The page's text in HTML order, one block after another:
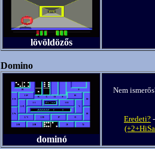
lövöldözős
Domino
dominó
Nem
Eredeti?